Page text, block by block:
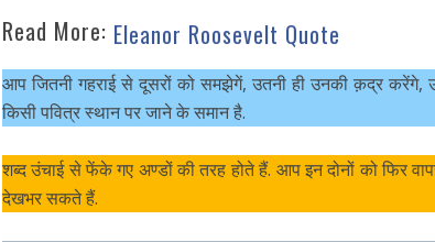
Read More: Eleanor Roosevelt Quote
आप जितनी गहराई से दूसरों को समझेगें, उतनी ही उनकी क़द्र करेंगे,
किसी पवित्र स्थान पर जाने के समान है.
शब्द उंचाई से फेंके गए अण्डों की तरह होते हैं. आप इन दोनों को फिर
देखभर सकते हैं.